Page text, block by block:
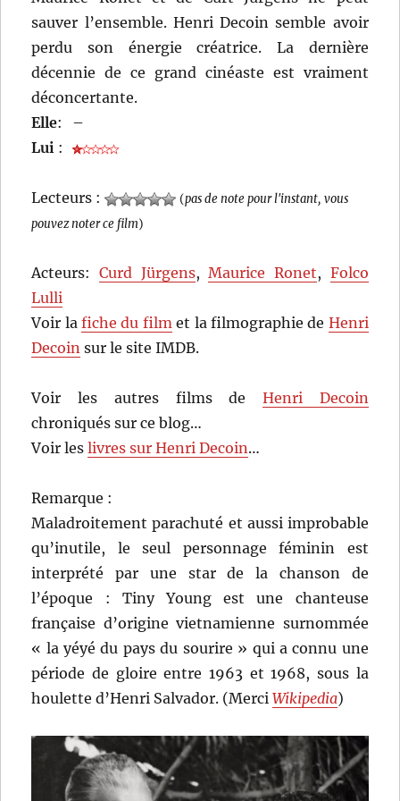
sauver l’ensemble. Henri Decoin semble avoir
perdu son énergie créatrice. La dernière
décennie de ce grand cinéaste est vraiment
déconcertante.
Elle:
–
Lui :
Lecteurs : (pas de note pour l'instant, vous
pouvez noter ce film)
Acteurs: Curd Jürgens,Maurice Ronet, Folco
Lulli
Voir lafiche du filmet la filmographie de Henri
Decoin sur le site IMDB.
Voir les autres films de Henri Decoin
chroniqués sur ce blog…
Voir leslivres sur Henri Decoin…
Remarque :
Maladroitement parachuté et aussi improbable
qu’inutile, le seul personnage féminin est
interprété par une star de la chanson de
l’époque : Tiny Young est une chanteuse
française d’origine vietnamienne surnommée
« la yéyé du pays du sourire » qui a connu une
période de gloire entre 1963 et 1968, sous la
houlette d’Henri Salvador. (MerciWikipedia)